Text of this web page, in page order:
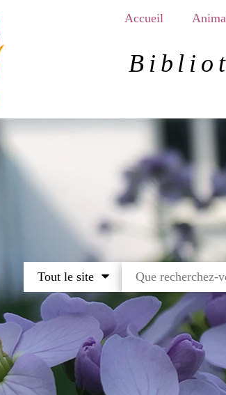
Accueil
Tout le site